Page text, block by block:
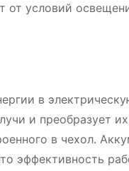
от условий
в
и преобразует
в чехол․
эффективность